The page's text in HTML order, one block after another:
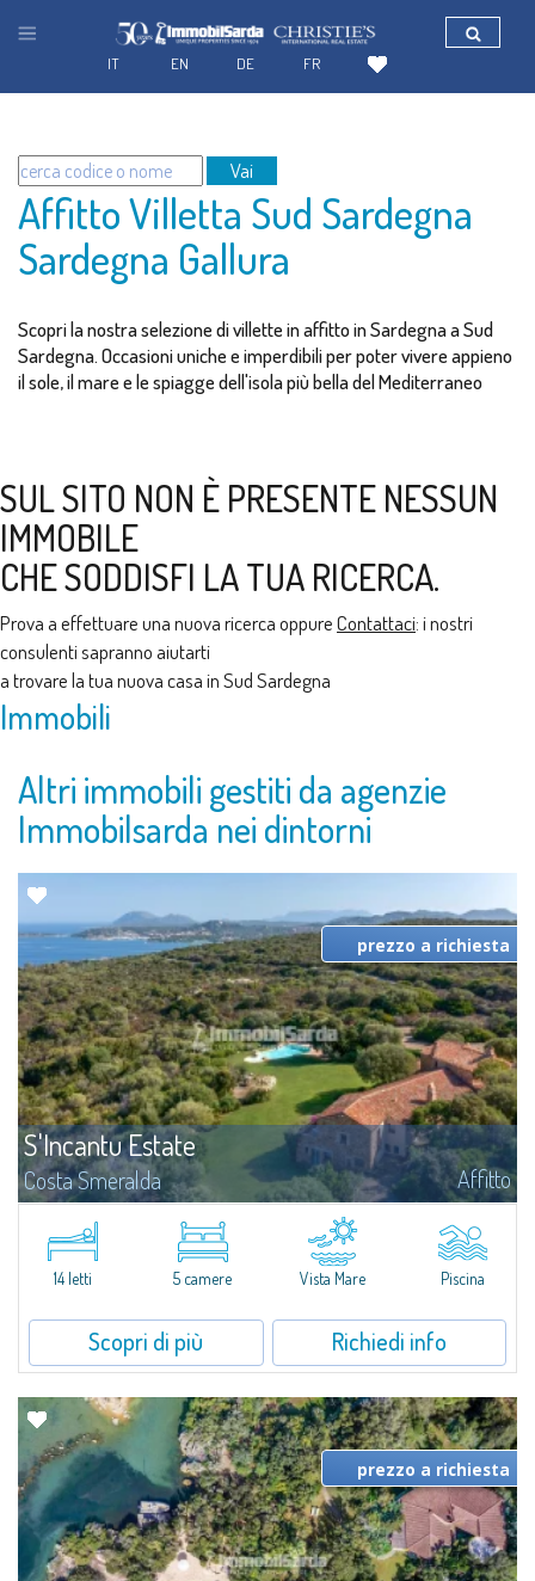
Vai
Affitto Villetta Sud Sardegna
Sardegna Gallura
Scopri la nostra selezione di villette in affitto in Sardegna a Sud
Sardegna. Occasioni uniche e imperdibili per poter vivere appieno
il sole, il mare e le spiagge dell'isola più bella del Mediterraneo
SUL SITO NON È PRESENTE NESSUN
IMMOBILE
CHE SODDISFI LA TUA RICERCA.
Prova a effettuare una nuova ricerca oppureContattaci: i nostri
consulenti sapranno aiutarti
a trovare la tua nuova casa in Sud Sardegna
Immobili
Altri immobili gestiti da agenzie
Immobilsarda nei dintorni
S'Incantu Estate
Costa Smeralda Affitto
S'Incantu Estate gode di una posizione privilegiata alle porte della Costa
Smeralda, ideale per chi desidera la comodità di una location strategia
senza rinunciare ad avere i migliori servizi sempre a portata di mano...
prezzo a richiesta
14 letti 5 camere Vista Mare Piscina
Scopri di più Richiedi info
prezzo a richiesta
FR
DE
EN
IT